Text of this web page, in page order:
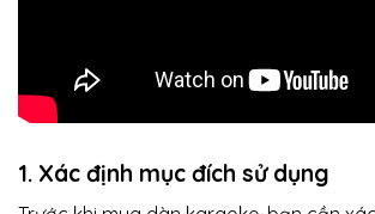
1. Xác định mục đích sử dụng